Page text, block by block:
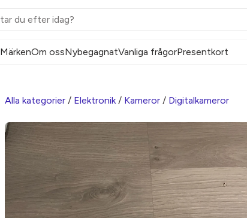
MärkenOm ossNybegagnatVanliga frågorPresentkort
Alla kategorier / Elektronik/ Kameror / Digitalkameror